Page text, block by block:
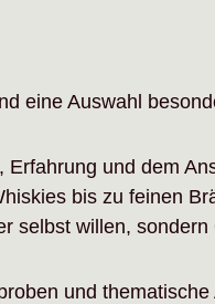
eine Auswahl
und dem
bis zu feinen
selbst willen,
und